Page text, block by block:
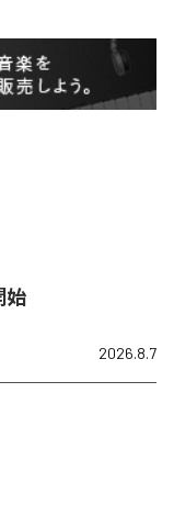
始
2026.8.7